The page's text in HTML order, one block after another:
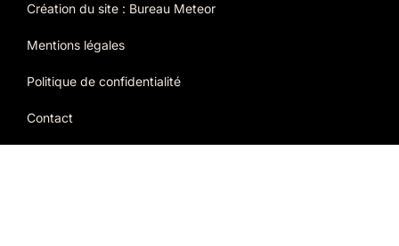
Création du site : Bureau Meteor
Mentions légales
Politique de confidentialité
Contact